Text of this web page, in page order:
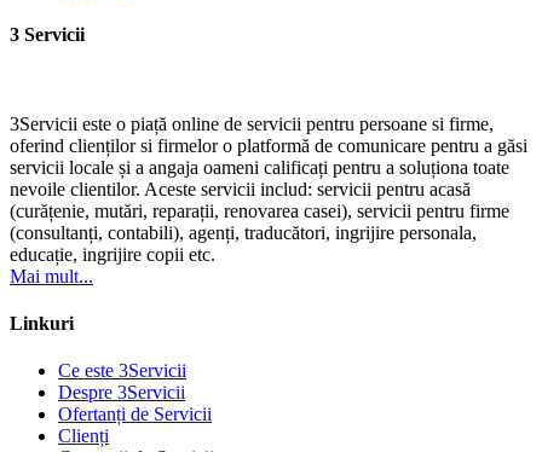
3 Servicii
3Servicii este o piață online de servicii pentru persoane si firme,
oferind clienților si firmelor o platformă de comunicare pentru a găsi
servicii locale și a angaja oameni calificați pentru a soluționa toate
nevoile clientilor. Aceste servicii includ: servicii pentru acasă
(curățenie, mutări, reparații, renovarea casei), servicii pentru firme
(consultanți, contabili), agenți, traducători, ingrijire personala,
educație, ingrijire copii etc.
Mai mult...
Linkuri
Ce este 3Servicii
Despre 3Servicii
Ofertanți de Servicii
Clienți